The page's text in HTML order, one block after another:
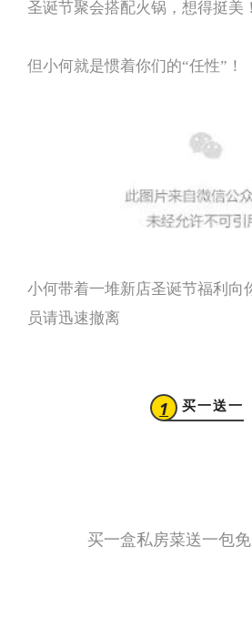
圣诞节聚会搭配火锅，想得挺美！
但小何就是惯着你们的“任性”！
小何带着一堆新店圣诞节福利向
员请迅速撤离
买一送一
1
买一盒私房菜送一包